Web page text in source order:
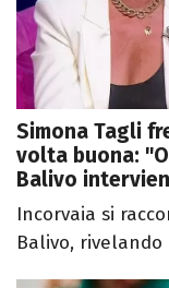
Simona Tagli
volta buona:
Balivo
Incorvaia si
Balivo,